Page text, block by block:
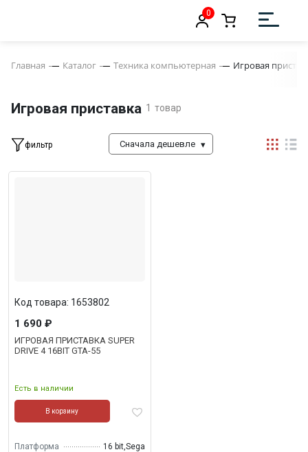
0
Главная Каталог Техника компьютерная Игровая
Игровая приставка 1 товар
фильтр Сначала дешевле
ИГРОВАЯ ПРИСТАВКА SUPER
DRIVE 4 16BIT GTA-55
Есть в наличии
Код товара: 1653802
1 690 ₽
В корзину
Платформа
16 bit,Sega